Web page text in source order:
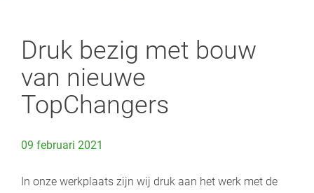
Druk bezig met bouw
van nieuwe
TopChangers
09 februari 2021
In onze werkplaats zijn wij druk aan het werk met de